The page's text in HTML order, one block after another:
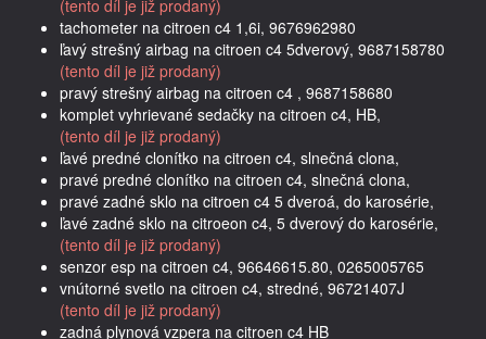
(tento díl je již prodaný)
tachometer na citroen c4 1,6i, 9676962980
ľavý strešný airbag na citroen c4 5dverový, 9687158780
(tento díl je již prodaný)
pravý strešný airbag na citroen c4 , 9687158680
komplet vyhrievané sedačky na citroen c4, HB,
(tento díl je již prodaný)
ľavé predné clonítko na citroen c4, slnečná clona,
pravé predné clonítko na citroen c4, slnečná clona,
pravé zadné sklo na citroen c4 5 dveroá, do karosérie,
ľavé zadné sklo na citroeon c4, 5 dverový do karosérie,
(tento díl je již prodaný)
senzor esp na citroen c4, 96646615.80, 0265005765
vnútorné svetlo na citroen c4, stredné, 96721407J
(tento díl je již prodaný)
zadná plynová vzpera na citroen c4 HB